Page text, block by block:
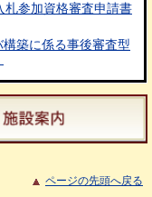
札参加資格審査申請書
築に係る事後審査型
ページの先頭へ戻る